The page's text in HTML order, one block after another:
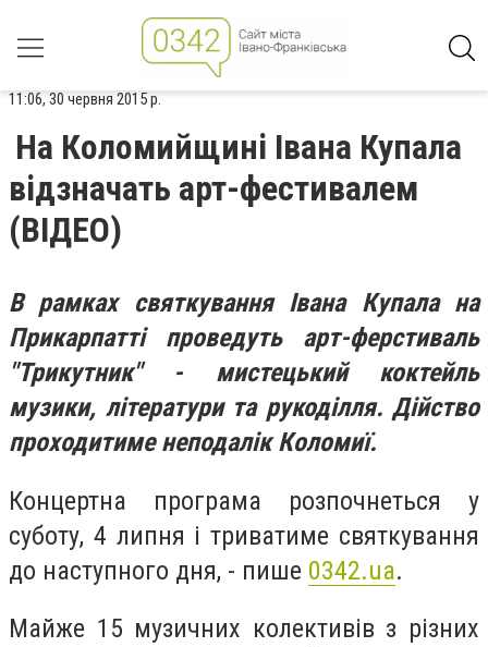
11:06, 30 червня 2015 р.
На Коломийщині Івана Купала
відзначать арт-фестивалем
(ВІДЕО)
В рамках святкування Івана Купала на
Прикарпатті проведуть арт-ферстиваль
"Трикутник" - мистецький коктейль
музики, літератури та рукоділля. Дійство
проходитиме неподалік Коломиї.
Концертна програма розпочнеться у
суботу, 4 липня і триватиме святкування
до наступного дня, - пише 0342.ua.
Майже 15 музичних колективів з різних